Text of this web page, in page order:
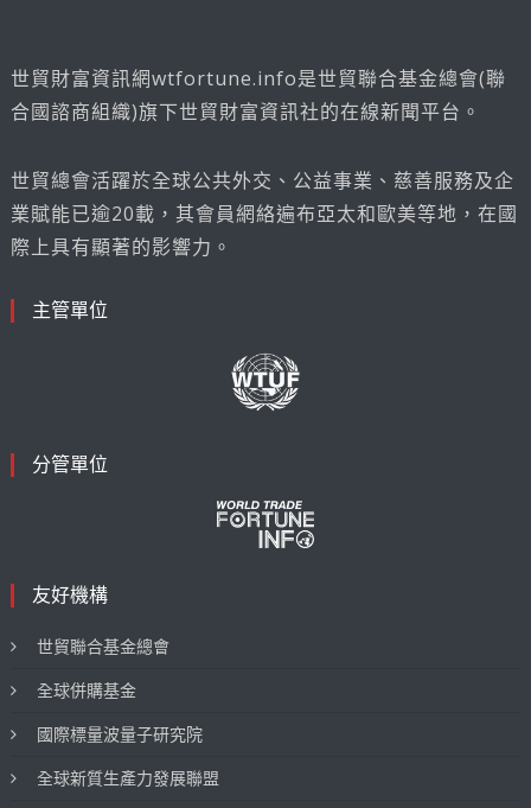
世貿財富資訊網wtfortune.info是世貿聯合基金總會(聯
合國諮商組織)旗下世貿財富資訊社的在線新聞平台。
世貿總會活躍於全球公共外交、公益事業、慈善服務及企
業賦能已逾20載，其會員網絡遍布亞太和歐美等地，在國
際上具有顯著的影響力。
主管單位
分管單位
友好機構
世貿聯合基金總會
全球併購基金
國際標量波量子研究院
全球新質生產力發展聯盟